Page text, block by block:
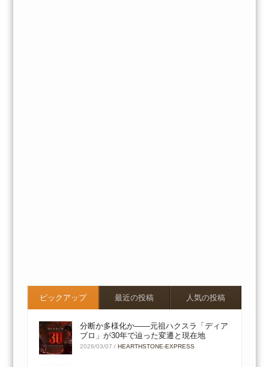
ピックアップ 最近の投稿 人気の投稿
分断か多様化か――元祖ハクスラ「ディア
ブロ」が30年で辿った変遷と現在地
2026/03/07 /HEARTHSTONE-EXPRESS